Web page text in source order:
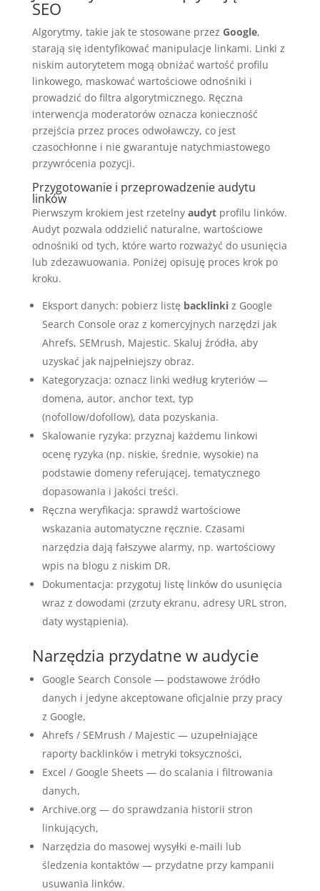
SEO
Algorytmy, takie jak te stosowane przez Google,
starają się identyfikować manipulacje linkami. Linki z
niskim autorytetem mogą obniżać wartość profilu
linkowego, maskować wartościowe odnośniki i
prowadzić do filtra algorytmicznego. Ręczna
interwencja moderatorów oznacza konieczność
przejścia przez proces odwoławczy, co jest
czasochłonne i nie gwarantuje natychmiastowego
przywrócenia pozycji.
Przygotowanie i przeprowadzenie audytu
linków
Pierwszym krokiem jest rzetelny audytprofilu linków.
Audyt pozwala oddzielić naturalne, wartościowe
odnośniki od tych, które warto rozważyć do usunięcia
lub zdezawuowania. Poniżej opisuję proces krok po
kroku.
Eksport danych: pobierz listę backlinkiz Google
Search Console oraz z komercyjnych narzędzi jak
Ahrefs, SEMrush, Majestic. Skaluj źródła, aby
uzyskać jak najpełniejszy obraz.
Kategoryzacja: oznacz linki według kryteriów —
domena, autor, anchor text, typ
(nofollow/dofollow), data pozyskania.
Skalowanie ryzyka: przyznaj każdemu linkowi
ocenę ryzyka (np. niskie, średnie, wysokie) na
podstawie domeny referującej, tematycznego
dopasowania i jakości treści.
Ręczna weryfikacja: sprawdź wartościowe
wskazania automatyczne ręcznie. Czasami
narzędzia dają fałszywe alarmy, np. wartościowy
wpis na blogu z niskim DR.
Dokumentacja: przygotuj listę linków do usunięcia
wraz z dowodami (zrzuty ekranu, adresy URL stron,
daty wystąpienia).
Narzędzia przydatne w audycie
Google Search Console — podstawowe źródło
danych i jedyne akceptowane oficjalnie przy pracy
z Google,
Ahrefs / SEMrush / Majestic — uzupełniające
raporty backlinków i metryki toksyczności,
Excel / Google Sheets — do scalania i filtrowania
danych,
Archive.org — do sprawdzania historii stron
linkujących,
Narzędzia do masowej wysyłki e-maili lub
śledzenia kontaktów — przydatne przy kampanii
usuwania linków.